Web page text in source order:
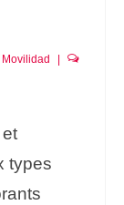
Movilidad
types